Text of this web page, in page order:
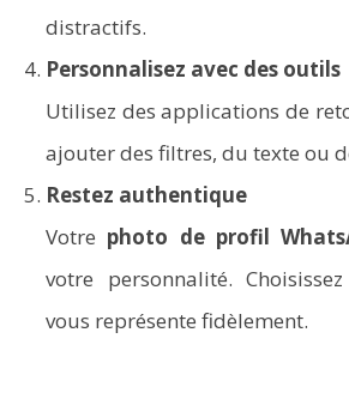
distractifs.
Personnalisez avec des outils
Utilisez des applications de
ajouter des filtres, du texte ou
Restez authentique
Votre photo de profil
votre personnalité.
vous représente fidèlement.